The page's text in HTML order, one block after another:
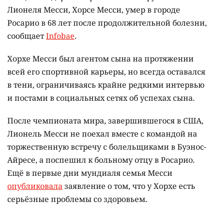
Лионеля Месси, Хорсе Месси, умер в городе
Росарио в 68 лет после продолжительной болезни,
сообщаетInfobae.
Хорхе Месси был агентом сына на протяжении
всей его спортивной карьеры, но всегда оставался
в тени, ограничиваясь крайне редкими интервью
и постами в социальных сетях об успехах сына.
После чемпионата мира, завершившегося в США,
Лионель Месси не поехал вместе с командой на
торжественную встречу с болельщиками в Буэнос-
Айресе, а поспешил к больному отцу в Росарио.
Ещё в первые дни мундиаля семья Месси
опубликовалазаявление о том, что у Хорхе есть
серьёзные проблемы со здоровьем.